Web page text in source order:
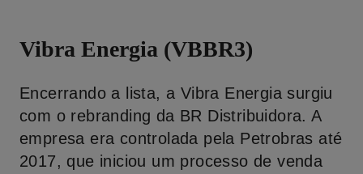
Vibra Energia (VBBR3)
Encerrando a lista, a Vibra Energia surgiu
com o rebranding da BR Distribuidora. A
empresa era controlada pela Petrobras até
2017, que iniciou um processo de venda